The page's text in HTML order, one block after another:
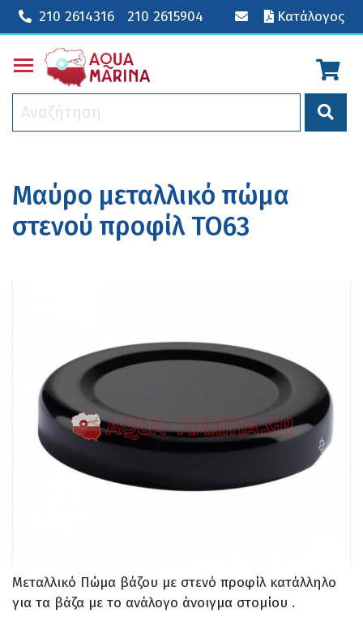
210 2614316 210 2615904 Κατάλογος
Toggle main menu visibility
Μαύρο μεταλλικό πώμα
στενού προφίλ ΤΟ63
Μεταλλικό Πώμα βάζου με στενό προφίλ κατάλληλο
για τα βάζα με το ανάλογο άνοιγμα στομίου .